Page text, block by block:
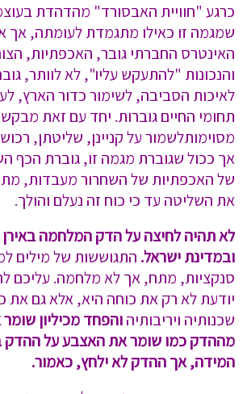
כרגע "חוויית האבסורד" מהדהדת
שמגמה זו כאילו מתגמדת לעומתה, אך
האינטרס החברתי גובר, האכפתיות,
והנכונות "להתעקש עליו", לא לוותר,
לאיכות הסביבה, לשימור כדור הארץ,
תחומי החיים גוברות. יחד עם זאת
מסוימותלשמור על קניינן, שליטתן,
אך ככול שגוברת מגמה זו, גוברת הכף
של האכפתיות של השחרור מעבדות,
את השליטה עד כי כוח זה נעלם והולך.
לא תהיה לחיצה על הדק המלחמה באירן
ובמדינת ישראל. התגוששות של מילים
סנקציות, מתח, אך לא מלחמה. עליכם
יודעת לא רק את כוחה היא, אלא גם את
שכנותיה ויריבותיהוהפחד מכיליון
מההדק כמו שומר את האצבע על ההדק
המידה, אך ההדק לא ילחץ, כאמור.